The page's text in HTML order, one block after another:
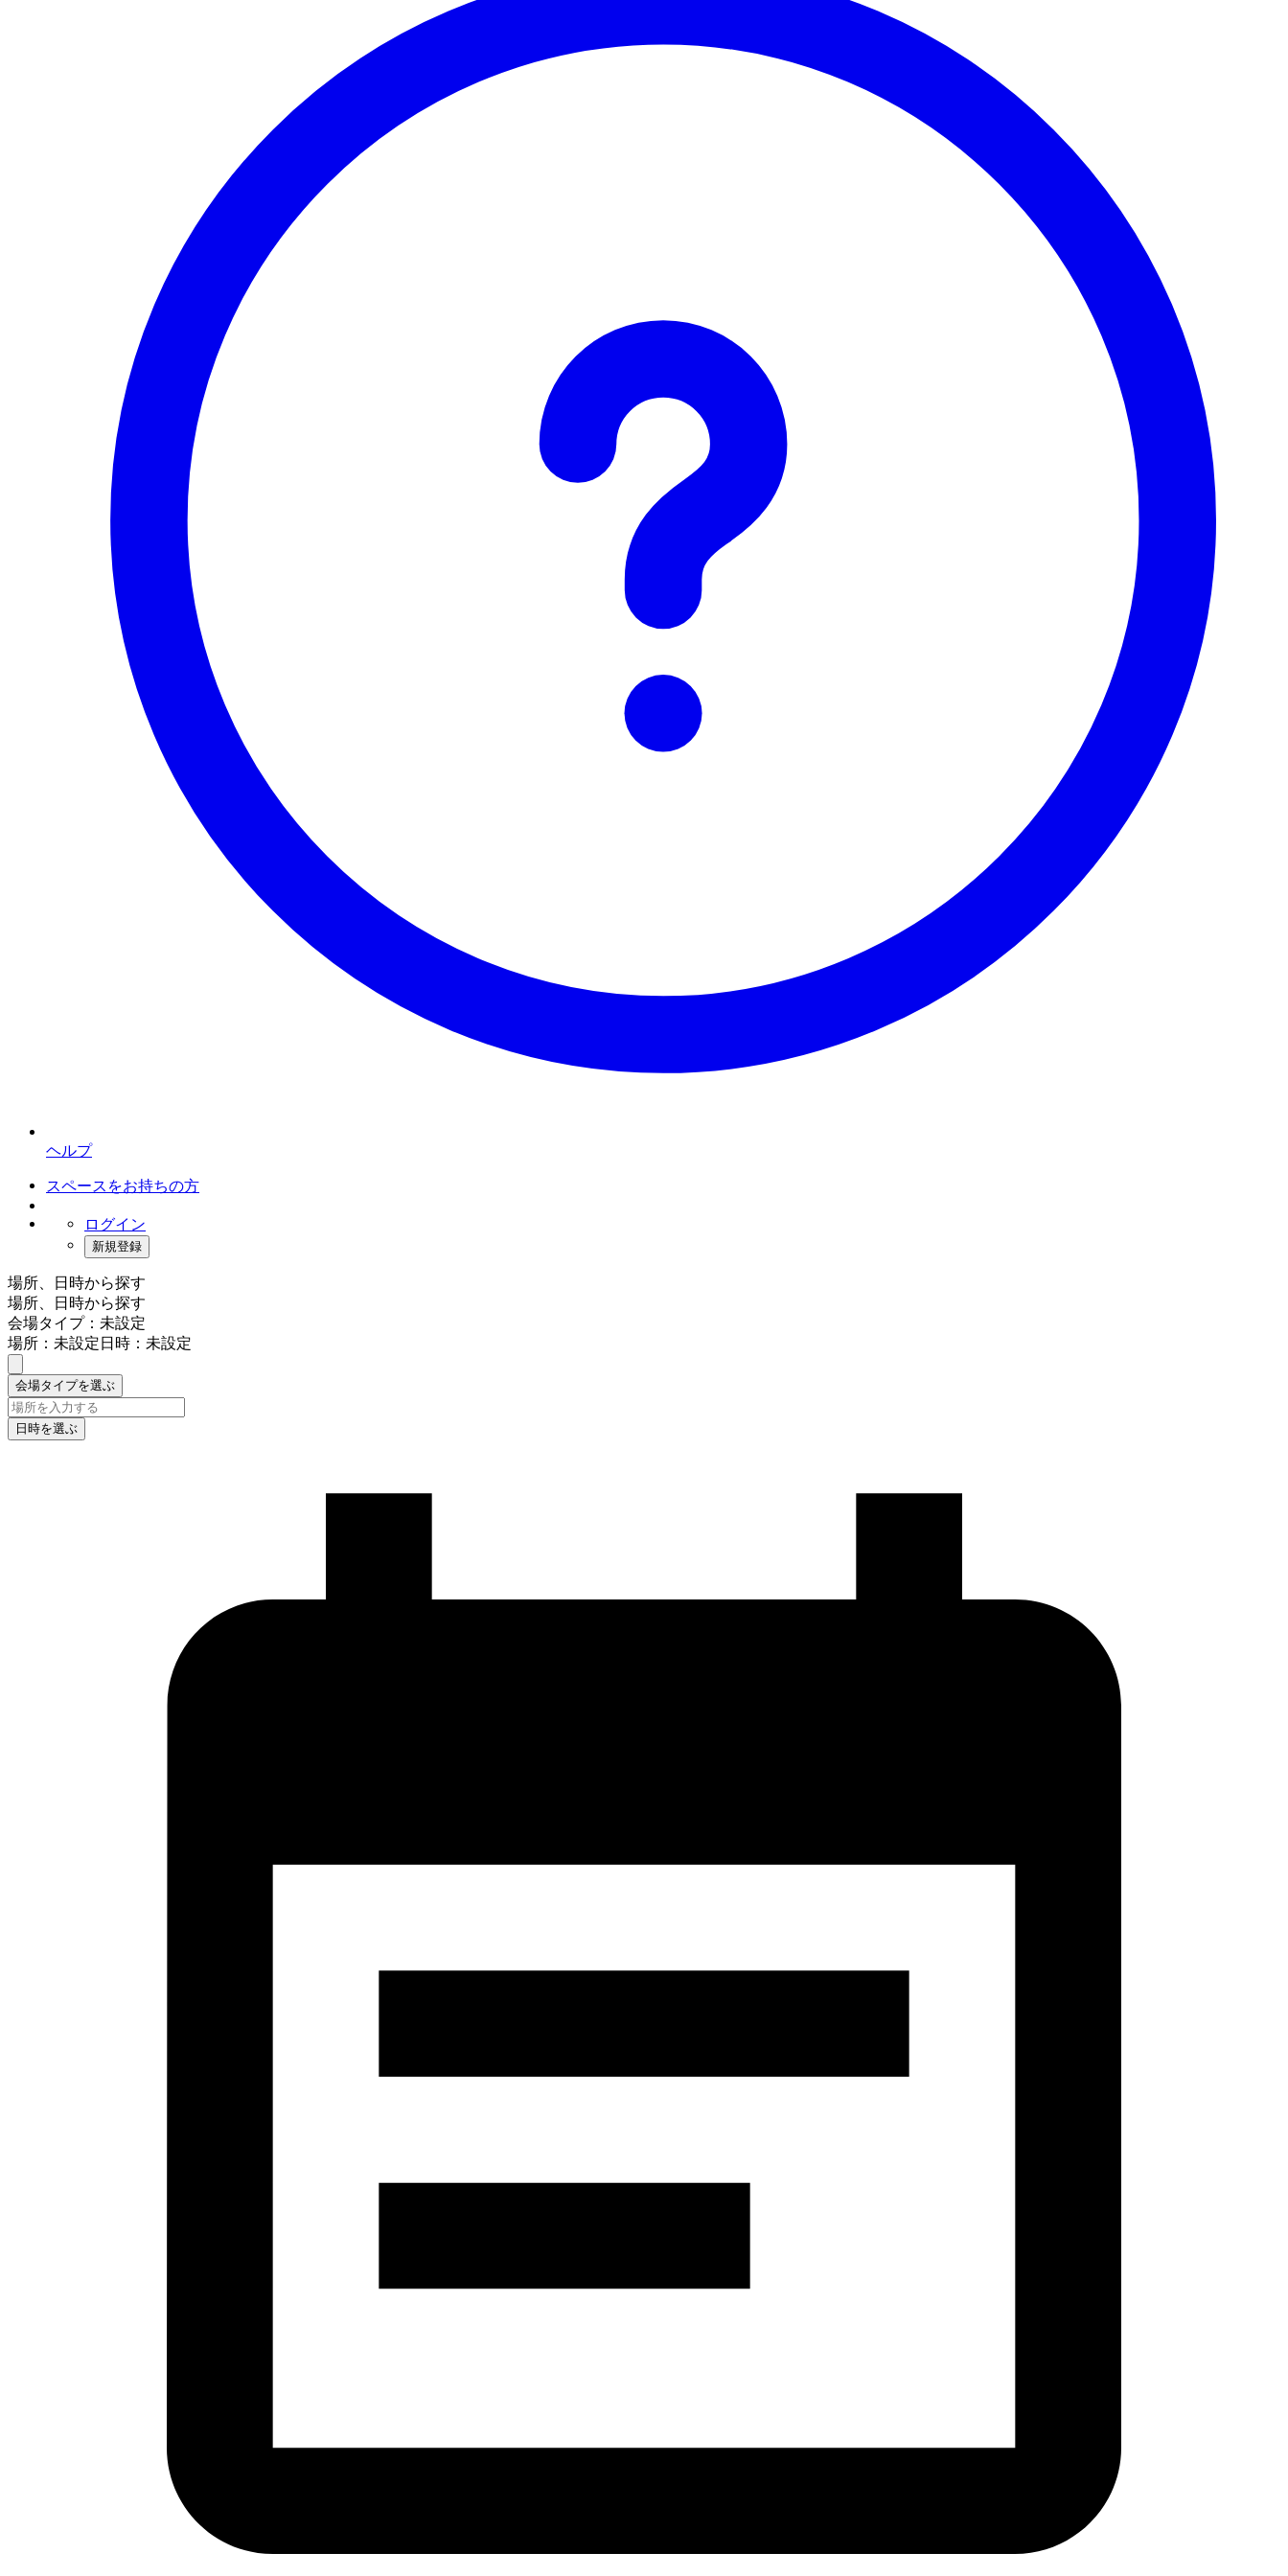
ヘルプ
スペースをお持ちの方
ログイン
新規登録
場所、日時から探す
場所、日時から探す
会場タイプ：未設定
場所：未設定日時：未設定
会場タイプを選ぶ
日時を選ぶ